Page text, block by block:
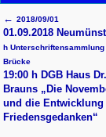
← 2018/09/01
01.09.2018
h
Brücke
19:00 h DGB Haus
Brauns „Die
und die Entwicklung
Friedensgedanken“